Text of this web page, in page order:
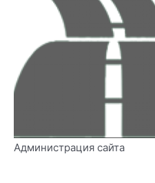
Администрация сайта